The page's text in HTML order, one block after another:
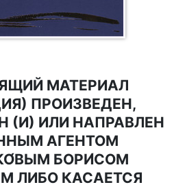
МАТЕРИАЛ
ПРОИЗВЕДЕН,
(И) ИЛИ НАПРАВЛЕН
АГЕНТОМ
БОРИ́СОМ
ЛИБО КАСАЕТСЯ